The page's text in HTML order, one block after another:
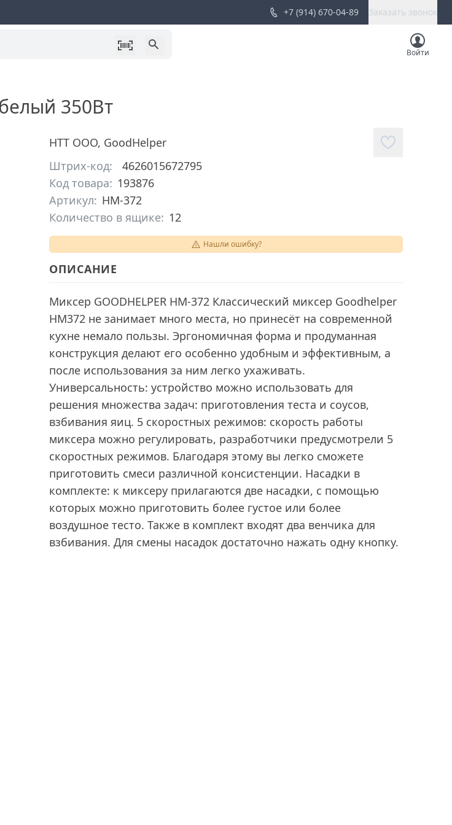
+7 (914) 670-04-89 Заказать звонок
Войти
350Вт
НТТ ООО, GoodHelper
Штрих-код:
4626015672795
Код товара: 193876
Артикул: HM-372
Количество в ящике: 12
Нашли ошибку?
ОПИСАНИЕ
Миксер GOODHELPER HM-372 Классический миксер Goodhelper
HM372 не занимает много места, но принесёт на современной
кухне немало пользы. Эргономичная форма и продуманная
конструкция делают его особенно удобным и эффективным, а
после использования за ним легко ухаживать.
Универсальность: устройство можно использовать для
решения множества задач: приготовления теста и соусов,
взбивания яиц. 5 скоростных режимов: скорость работы
миксера можно регулировать, разработчики предусмотрели 5
скоростных режимов. Благодаря этому вы легко сможете
приготовить смеси различной консистенции. Насадки в
комплекте: к миксеру прилагаются две насадки, с помощью
которых можно приготовить более густое или более
воздушное тесто. Также в комплект входят два венчика для
взбивания. Для смены насадок достаточно нажать одну кнопку.